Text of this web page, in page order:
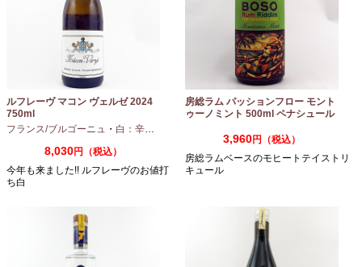
ルフレーヴ マコン ヴェルゼ 2024
750ml
フランス/ブルゴーニュ ・ 白：辛口
8,030円（税込）
今年も来ました!! ルフレーヴのお値打
ち白
房総ラム パッションフロー モント
ゥーノミント 500ml ペナシュール
3,960円（税込）
房総ラムベースのモヒートテイストリ
キュール